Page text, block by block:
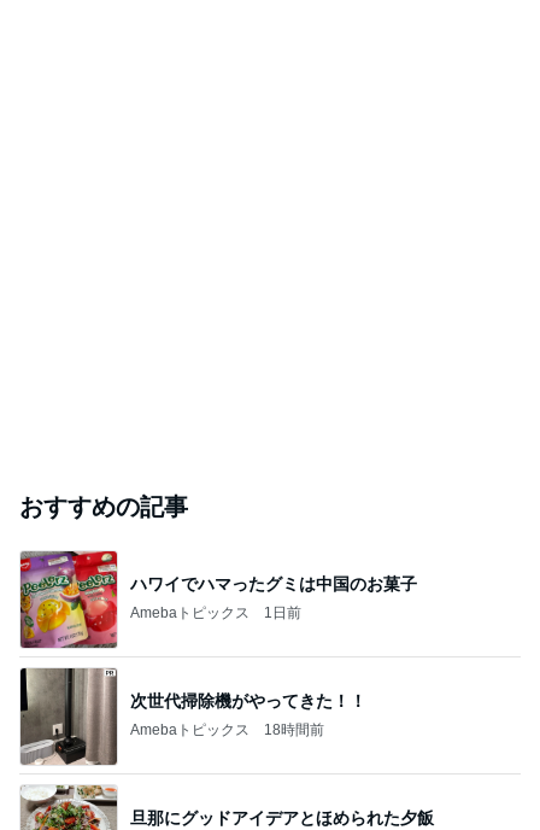
おすすめの記事
ハワイでハマったグミは中国のお菓子
Amebaトピックス 1日前
次世代掃除機がやってきた！！
Amebaトピックス 18時間前
旦那にグッドアイデアとほめられた夕飯